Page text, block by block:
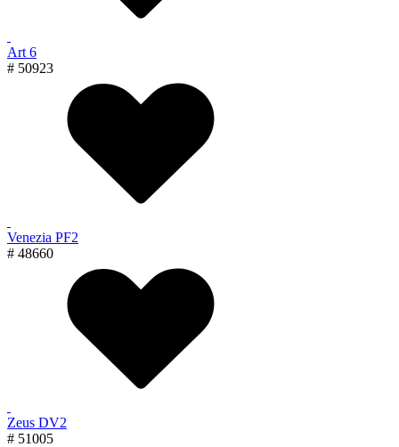
Art 6
# 50923
Venezia PF2
# 48660
Zeus DV2
# 51005